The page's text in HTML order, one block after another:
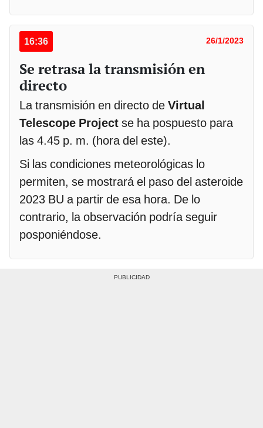
16:36 26/1/2023
Se retrasa la transmisión en
directo
La transmisión en directo de Virtual
Telescope Project se ha pospuesto para
las 4.45 p. m. (hora del este).
Si las condiciones meteorológicas lo
permiten, se mostrará el paso del asteroide
2023 BU a partir de esa hora. De lo
contrario, la observación podría seguir
posponiéndose.